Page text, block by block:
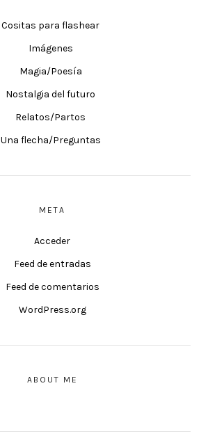
Cositas para flashear
Imágenes
Magia/Poesía
Nostalgia del futuro
Relatos/Partos
Una flecha/Preguntas
META
Acceder
Feed de entradas
Feed de comentarios
WordPress.org
ABOUT ME